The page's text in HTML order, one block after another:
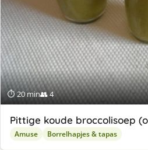
⏱ 20 min👥 4
Pittige koude broccolisoep
Amuse Borrelhapjes & tapas